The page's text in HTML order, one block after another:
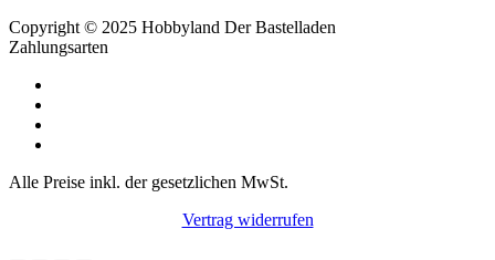
Copyright © 2025 Hobbyland Der Bastelladen
Zahlungsarten
Alle Preise inkl. der gesetzlichen MwSt.
Vertrag widerrufen